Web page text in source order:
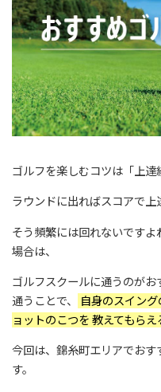
ゴルフを楽しむコツは「上達
ラウンドに出ればスコアで上
そう頻繁には回れないです
場合は、
ゴルフスクールに通うのがお
通うことで、
自身のスイン
ョットのこつを 教えてもら
今回は、錦糸町エリアでおす
す。